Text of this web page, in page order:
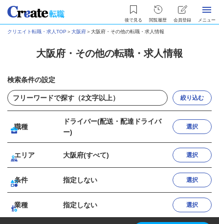
後で見る 閲覧履歴 会員登録 メニュー
クリエイト転職・求人TOP ＞大阪府＞大阪府・その他の転職・求人情報
大阪府・その他の転職・求人情報
検索条件の設定
絞り込む
職種
ドライバー(配送・配達ドライバ
ー)
選択
エリア 大阪府(すべて) 選択
条件 指定しない 選択
業種 指定しない 選択